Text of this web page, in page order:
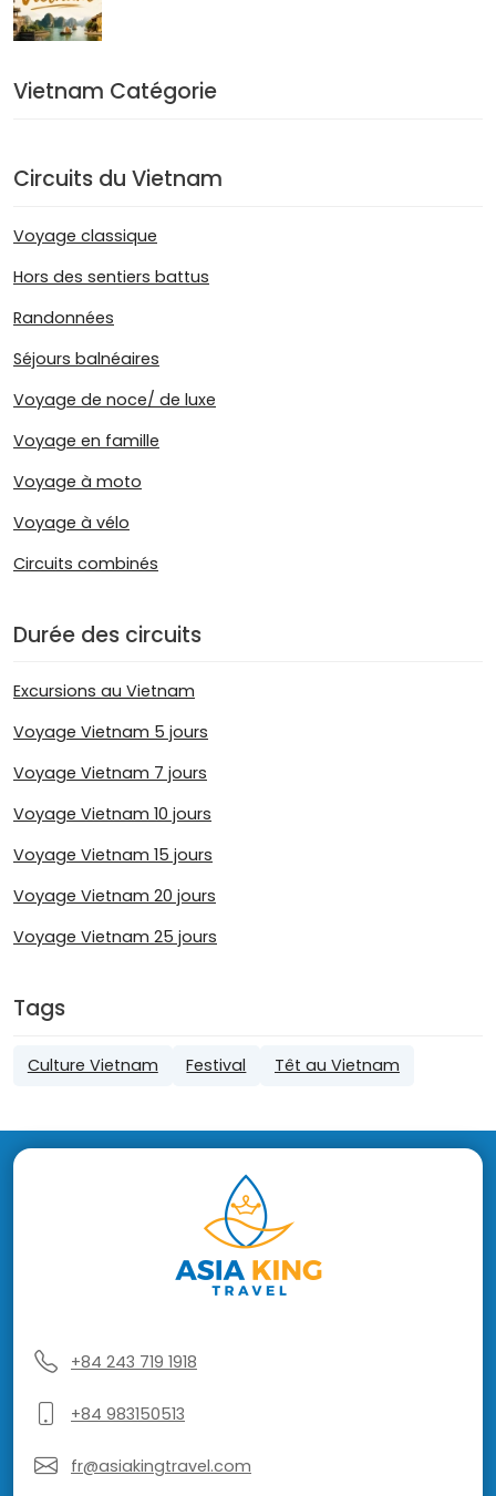
Vietnam Catégorie
Circuits du Vietnam
Voyage classique
Hors des sentiers battus
Randonnées
Séjours balnéaires
Voyage de noce/ de luxe
Voyage en famille
Voyage à moto
Voyage à vélo
Circuits combinés
Durée des circuits
Excursions au Vietnam
Voyage Vietnam 5 jours
Voyage Vietnam 7 jours
Voyage Vietnam 10 jours
Voyage Vietnam 15 jours
Voyage Vietnam 20 jours
Voyage Vietnam 25 jours
Tags
Culture Vietnam Festival Têt au Vietnam
+84 243 719 1918
+84 983150513
fr@asiakingtravel.com